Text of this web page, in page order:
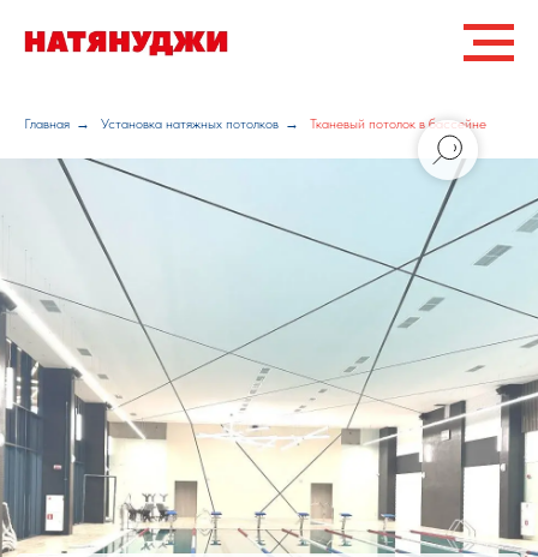
Главная → Установка натяжных потолков → Тканевый потолок в бассейне